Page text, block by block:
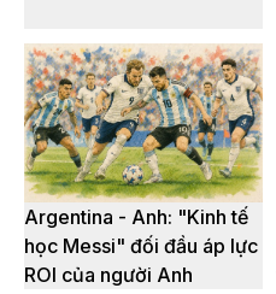
Argentina - Anh: "Kinh tế
học Messi" đối đầu áp lực
ROI của người Anh